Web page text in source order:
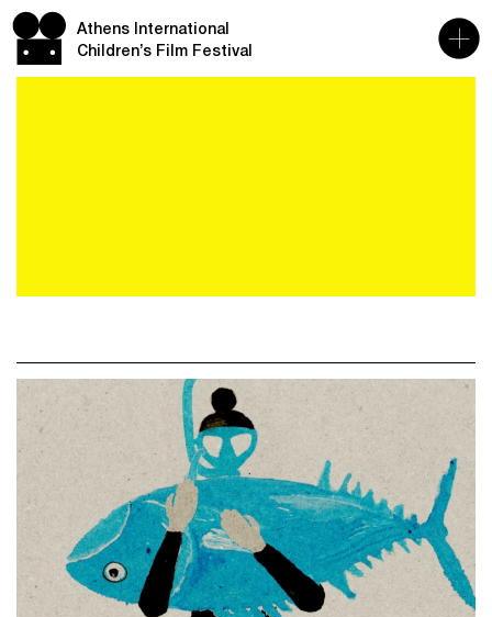
Athens International
Children’s Film Festival